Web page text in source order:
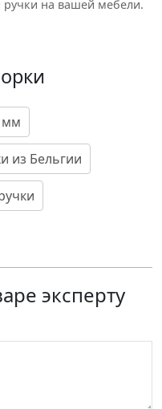
на вашей мебели.
мм
из Бельгии
эксперту